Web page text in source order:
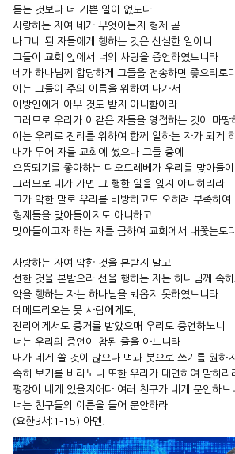
듣는 것보다 더 기쁜 일이 없도다
사랑하는 자여 네가 무엇이든지 형제 곧
나그네 된 자들에게 행하는 것은 신실한 일이니
그들이 교회 앞에서 너의 사랑을 증언하였느니라
네가 하나님께 합당하게 그들을 전송하면 좋으리로
이는 그들이 주의 이름을 위하여 나가서
이방인에게 아무 것도 받지 아니함이라
그러므로 우리가 이같은 자들을 영접하는 것이 마땅
이는 우리로 진리를 위하여 함께 일하는 자가 되게
내가 두어 자를 교회에 썼으나 그들 중에
으뜸되기를 좋아하는 디오드레베가 우리를 맞아들이
그러므로 내가 가면 그 행한 일을 잊지 아니하리라
그가 악한 말로 우리를 비방하고도 오히려 부족하여
형제들을 맞아들이지도 아니하고
맞아들이고자 하는 자를 금하여 교회에서 내쫓는도
사랑하는 자여 악한 것을 본받지 말고
선한 것을 본받으라 선을 행하는 자는 하나님께 속
악을 행하는 자는 하나님을 뵈옵지 못하였느니라
데메드리오는 뭇 사람에게도,
진리에게서도 증거를 받았으매 우리도 증언하노니
너는 우리의 증언이 참된 줄을 아느니라
내가 네게 쓸 것이 많으나 먹과 붓으로 쓰기를 원하
속히 보기를 바라노니 또한 우리가 대면하여 말하리
평강이 네게 있을지어다 여러 친구가 네게 문안하느
너는 친구들의 이름을 들어 문안하라
(요한3서:1-15) 아멘.